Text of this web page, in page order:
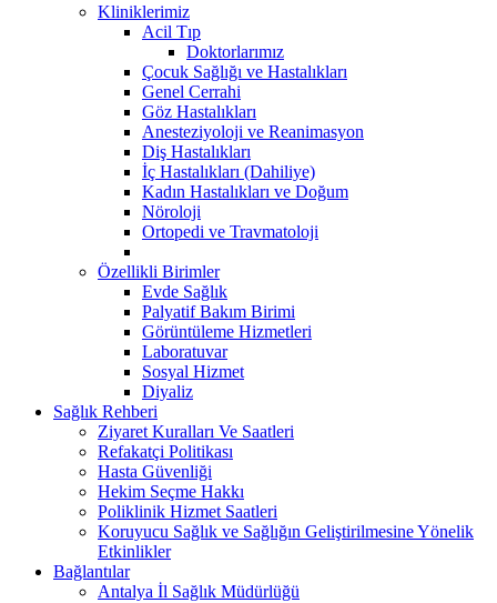
Kliniklerimiz
Acil Tıp
Doktorlarımız
Çocuk Sağlığı ve Hastalıkları
Genel Cerrahi
Göz Hastalıkları
Anesteziyoloji ve Reanimasyon
Diş Hastalıkları
İç Hastalıkları (Dahiliye)
Kadın Hastalıkları ve Doğum
Nöroloji
Ortopedi ve Travmatoloji
Özellikli Birimler
Evde Sağlık
Palyatif Bakım Birimi
Görüntüleme Hizmetleri
Laboratuvar
Sosyal Hizmet
Diyaliz
Sağlık Rehberi
Ziyaret Kuralları Ve Saatleri
Refakatçi Politikası
Hasta Güvenliği
Hekim Seçme Hakkı
Poliklinik Hizmet Saatleri
Koruyucu Sağlık ve Sağlığın Geliştirilmesine Yönelik
Etkinlikler
Bağlantılar
Antalya İl Sağlık Müdürlüğü